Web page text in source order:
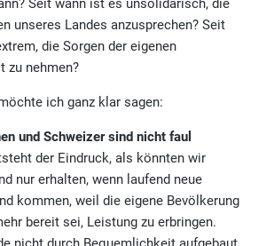
Seit wann ist es unsolidarisch, die
unseres Landes anzusprechen? Seit
die Sorgen der eigenen
zu nehmen?
ich ganz klar sagen:
und Schweizer sind nicht faul
der Eindruck, als könnten wir
nur erhalten, wenn laufend neue
kommen, weil die eigene Bevölkerung
bereit sei, Leistung zu erbringen.